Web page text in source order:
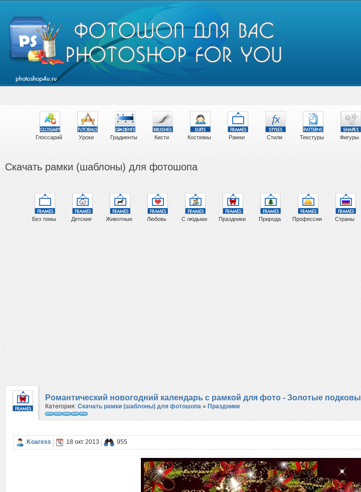
Глоссарий Уроки Градиенты Кисти Костюмы Рамки Стили Текстуры Фигуры
Скачать рамки (шаблоны) для фотошопа
Без темы Детские Животные Любовь С людьми Праздники Природа Профессии Страны
Романтический новогодний календарь с рамкой для фото - Золотые подковы
Категория: Скачать рамки (шаблоны) для фотошопа » Праздники
Koaress 18 окт 2013 955